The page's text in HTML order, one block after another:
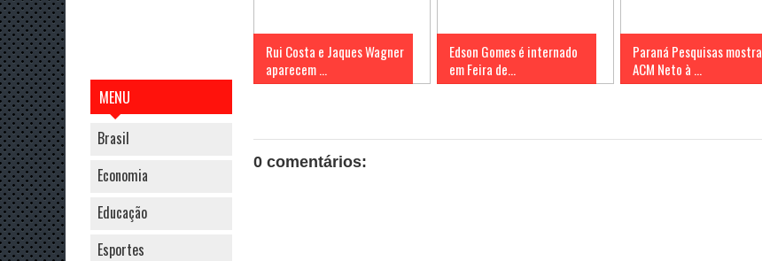
MENU
Brasil
Economia
Educação
Esportes
Rui Costa e Jaques Wagner
aparecem ...
Edson Gomes é internado
em Feira de...
Paraná Pesquisas mostra
ACM Neto à ...
0 comentários: